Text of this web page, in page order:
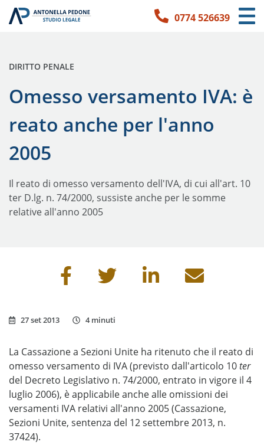
Link per l'accessibilità
Vai ai contenuti principali
Vai ai contatti0774 526639
Omesso versamento IVA: è
reato anche per l'anno
2005
PUBBLICATO IN:
DIRITTO PENALE
Il reato di omesso versamento dell'IVA, di cui all'art. 10
ter D.lg. n. 74/2000, sussiste anche per le somme
relative all'anno 2005
Condividi questa pagina
27 set 2013 4 minuti
La Cassazione a Sezioni Unite ha ritenuto che il reato di
omesso versamento di IVA (previsto dall'articolo 10ter
del Decreto Legislativo n. 74/2000, entrato in vigore il 4
luglio 2006), è applicabile anche alle omissioni dei
versamenti IVA relativi all'anno 2005 (Cassazione,
Sezioni Unite, sentenza del 12 settembre 2013, n.
37424).